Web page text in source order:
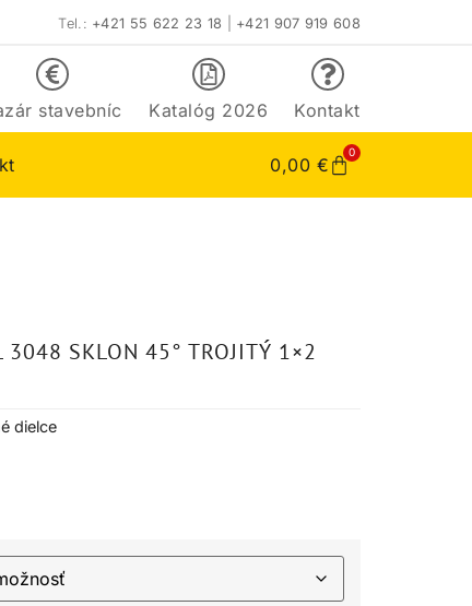
Tel.: +421 55 622 23 18 +421 907 919 608
stavebníc Katalóg 2026 Kontakt
0,00 €
0
3048 SKLON 45° TROJITÝ 1×2
dielce